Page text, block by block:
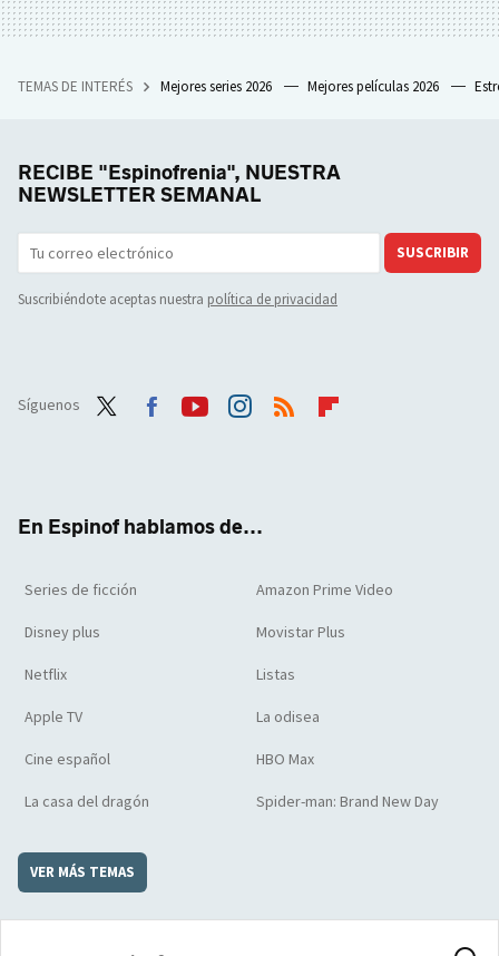
TEMAS DE INTERÉS Mejores series 2026 Mejores películas 2026
RECIBE "Espinofrenia", NUESTRA
NEWSLETTER SEMANAL
SUSCRIBIR
Suscribiéndote aceptas nuestra política de privacidad
Síguenos
En Espinof hablamos de...
Series de ficción Amazon Prime Video
Disney plus Movistar Plus
Netflix Listas
Apple TV La odisea
Cine español HBO Max
La casa del dragón Spider-man: Brand New Day
VER MÁS TEMAS